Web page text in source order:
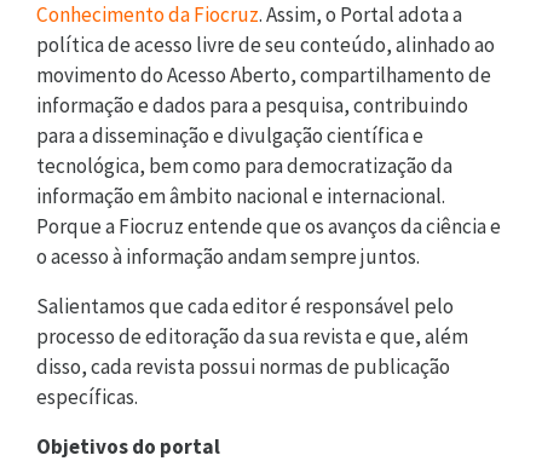
Conhecimento da Fiocruz. Assim, o Portal adota a
política de acesso livre de seu conteúdo, alinhado ao
movimento do Acesso Aberto, compartilhamento de
informação e dados para a pesquisa, contribuindo
para a disseminação e divulgação científica e
tecnológica, bem como para democratização da
informação em âmbito nacional e internacional.
Porque a Fiocruz entende que os avanços da ciência e
o acesso à informação andam sempre juntos.
Salientamos que cada editor é responsável pelo
processo de editoração da sua revista e que, além
disso, cada revista possui normas de publicação
específicas.
Objetivos do portal